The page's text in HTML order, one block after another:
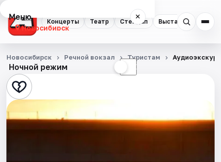
Концерты Театр Стендап Выставки
Меню ×
Новосибирск
Концерты
Театр
Стендап
Выставки
Ночной режим ☾
Новосибирск Речной вокзал Туристам